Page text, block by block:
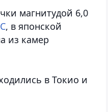
магнитудой 6,0
, в японской
из камер
в Токио и